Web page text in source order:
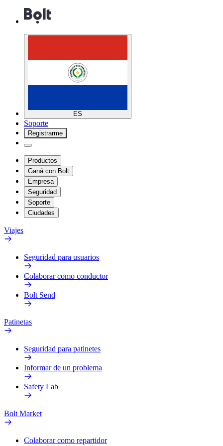
ES
Soporte
Registrarme
Productos
Ganá con Bolt
Empresa
Seguridad
Soporte
Ciudades
Viajes
Seguridad para usuarios
Colaborar como conductor
Bolt Send
Patinetas
Seguridad para patinetes
Informar de un problema
Safety Lab
Bolt Market
Colaborar como repartidor